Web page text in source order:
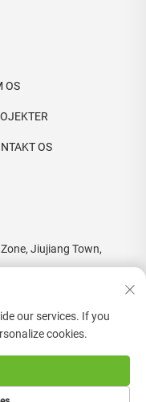
OS
OS
Jiujiang Town,
Co., Ltd. —
our services. If you
cookies.